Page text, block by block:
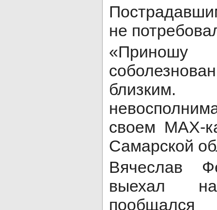
не
«Приношу
своем МАХ-
Самарской
Вячеслав
выехал